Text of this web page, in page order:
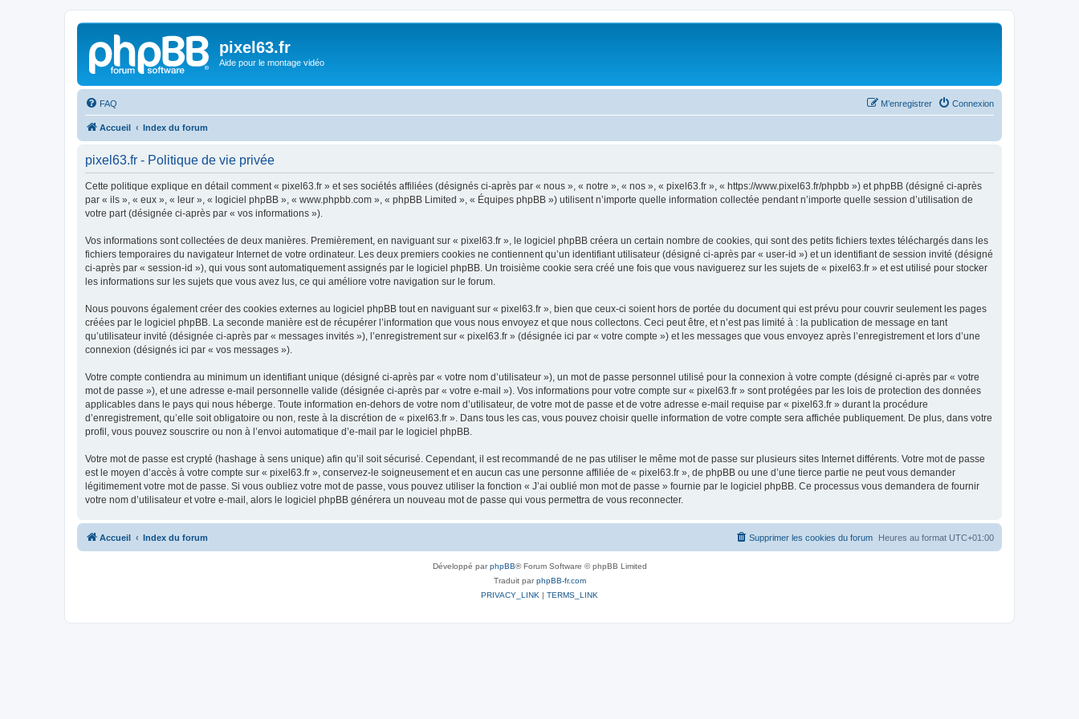
pixel63.fr
Aide pour le montage vidéo
FAQ Connexion
M’enregistrer
Accueil Index du forum
pixel63.fr - Politique de vie privée
Cette politique explique en détail comment « pixel63.fr » et ses sociétés affiliées (désignés ci-après par « nous », « notre », « nos », « pixel63.fr », « https://www.pixel63.fr/phpbb ») et phpBB (désigné ci-après
par « ils », « eux », « leur », « logiciel phpBB », « www.phpbb.com », « phpBB Limited », « Équipes phpBB ») utilisent n’importe quelle information collectée pendant n’importe quelle session d’utilisation de
votre part (désignée ci-après par « vos informations »).
Vos informations sont collectées de deux manières. Premièrement, en naviguant sur « pixel63.fr », le logiciel phpBB créera un certain nombre de cookies, qui sont des petits fichiers textes téléchargés dans les
fichiers temporaires du navigateur Internet de votre ordinateur. Les deux premiers cookies ne contiennent qu’un identifiant utilisateur (désigné ci-après par « user-id ») et un identifiant de session invité (désigné
ci-après par « session-id »), qui vous sont automatiquement assignés par le logiciel phpBB. Un troisième cookie sera créé une fois que vous naviguerez sur les sujets de « pixel63.fr » et est utilisé pour stocker
les informations sur les sujets que vous avez lus, ce qui améliore votre navigation sur le forum.
Nous pouvons également créer des cookies externes au logiciel phpBB tout en naviguant sur « pixel63.fr », bien que ceux-ci soient hors de portée du document qui est prévu pour couvrir seulement les pages
créées par le logiciel phpBB. La seconde manière est de récupérer l’information que vous nous envoyez et que nous collectons. Ceci peut être, et n’est pas limité à : la publication de message en tant
qu’utilisateur invité (désignée ci-après par « messages invités »), l’enregistrement sur « pixel63.fr » (désignée ici par « votre compte ») et les messages que vous envoyez après l’enregistrement et lors d’une
connexion (désignés ici par « vos messages »).
Votre compte contiendra au minimum un identifiant unique (désigné ci-après par « votre nom d’utilisateur »), un mot de passe personnel utilisé pour la connexion à votre compte (désigné ci-après par « votre
mot de passe »), et une adresse e-mail personnelle valide (désignée ci-après par « votre e-mail »). Vos informations pour votre compte sur « pixel63.fr » sont protégées par les lois de protection des données
applicables dans le pays qui nous héberge. Toute information en-dehors de votre nom d’utilisateur, de votre mot de passe et de votre adresse e-mail requise par « pixel63.fr » durant la procédure
d’enregistrement, qu’elle soit obligatoire ou non, reste à la discrétion de « pixel63.fr ». Dans tous les cas, vous pouvez choisir quelle information de votre compte sera affichée publiquement. De plus, dans votre
profil, vous pouvez souscrire ou non à l’envoi automatique d’e-mail par le logiciel phpBB.
Votre mot de passe est crypté (hashage à sens unique) afin qu’il soit sécurisé. Cependant, il est recommandé de ne pas utiliser le même mot de passe sur plusieurs sites Internet différents. Votre mot de passe
est le moyen d’accès à votre compte sur « pixel63.fr », conservez-le soigneusement et en aucun cas une personne affiliée de « pixel63.fr », de phpBB ou une d’une tierce partie ne peut vous demander
légitimement votre mot de passe. Si vous oubliez votre mot de passe, vous pouvez utiliser la fonction « J’ai oublié mon mot de passe » fournie par le logiciel phpBB. Ce processus vous demandera de fournir
votre nom d’utilisateur et votre e-mail, alors le logiciel phpBB générera un nouveau mot de passe qui vous permettra de vous reconnecter.
Accueil Index du forum Heures au format UTC+01:00
Supprimer les cookies du forum
Développé parphpBB® Forum Software © phpBB Limited
Traduit parphpBB-fr.com
PRIVACY_LINK | TERMS_LINK